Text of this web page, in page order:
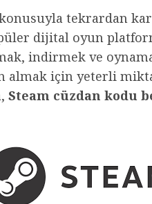
tekrardan
dijital oyun
indirmek ve
almak için yeterli
Steam cüzdan kodu